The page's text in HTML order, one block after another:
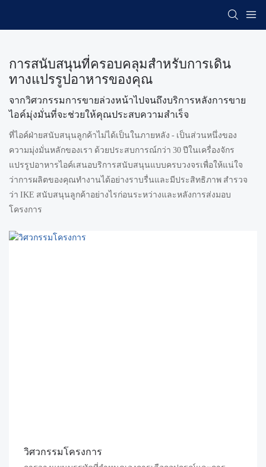
การสนับสนุนที่ครอบคลุมสำหรับการเดิน
ทางแปรรูปอาหารของคุณ
จากวิศวกรรมการขายล่วงหน้าไปจนถึงบริการหลังการขาย
ไอค์มุ่งมั่นที่จะช่วยให้คุณประสบความสำเร็จ
ที่ไอค์ฝ่ายสนับสนุนลูกค้าไม่ได้เป็นในภายหลัง - เป็นส่วนหนึ่งของ
ความมุ่งมั่นหลักของเรา ด้วยประสบการณ์กว่า 30 ปีในเครื่องจักร
แปรรูปอาหารไอค์เสนอบริการสนับสนุนแบบครบวงจรเพื่อให้แน่ใจ
ว่าการผลิตของคุณทำงานได้อย่างราบรื่นและมีประสิทธิภาพ สำรวจ
ว่า IKE สนับสนุนลูกค้าอย่างไรก่อนระหว่างและหลังการส่งมอบ
โครงการ
วิศวกรรมโครงการ